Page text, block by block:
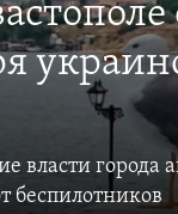
власти
беспилотников